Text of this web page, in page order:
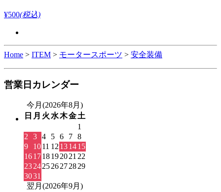
¥500(税込)
Home > ITEM > モータースポーツ > 安全装備
営業日カレンダー
今月(2026年8月)
日 月 火 水木金土
1
2
3 4 5 6 7 8
9
1011 12 131415
161718192021 22
23242526272829
3031
翌月(2026年9月)